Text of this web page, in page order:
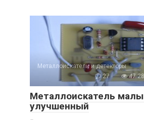
Металлоискатели и детекторы
27
47
Металлоискатель
улучшенный